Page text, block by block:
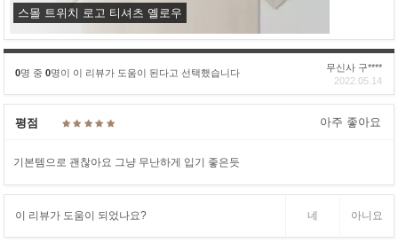
스몰 트위치 로고 티셔츠 옐로우
0명 중 0명이 이 리뷰가 도움이 된다고 선택했습니다
무신사 구****
2022.05.14
평점 아주 좋아요
기본템으로 괜찮아요 그냥 무난하게 입기 좋은듯
이 리뷰가 도움이 되었나요? 네 아니요